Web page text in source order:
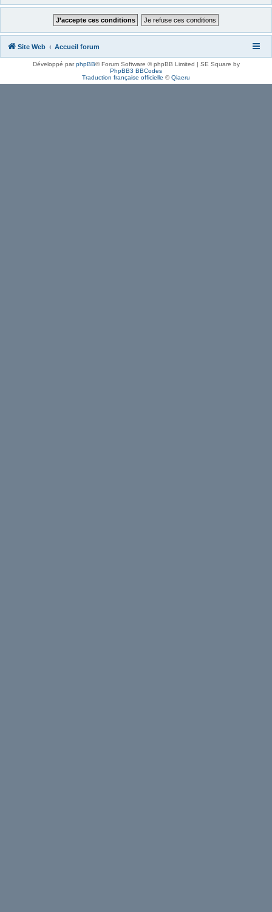
Site Web Accueil forum
Développé parphpBB® Forum Software © phpBB Limited | SE Square by
PhpBB3 BBCodes
Traduction française officielle ©Qiaeru